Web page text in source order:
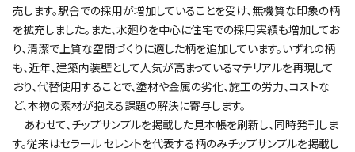
売します。駅舎での採用が増加していることを受け、無機質な印象の柄
を拡充しました。また、水廻りを中心に住宅での採用実績も増加してお
り、清潔で上質な空間づくりに適した柄を追加しています。いずれの柄
も、近年、建築内装壁として人気が高まっているマテリアルを再現して
おり、代替使用することで、塗材や金属の劣化、施工の労力、コストな
ど、本物の素材が抱える課題の解決に寄与します。
あわせて、チップサンプルを掲載した見本帳を刷新し、同時発刊しま
す。従来はセラール セレントを代表する柄のみチップサンプルを掲載し